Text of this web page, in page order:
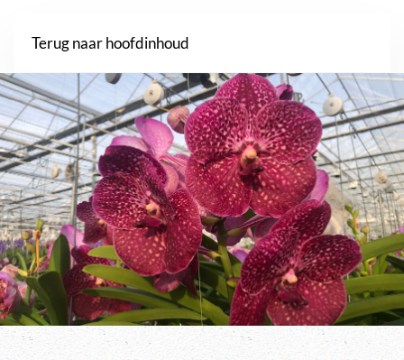
Terug naar hoofdinhoud